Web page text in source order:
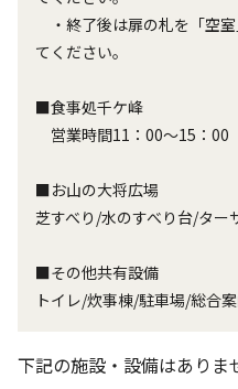
・終了後は扉の札を「空
てください。
■食事処千ケ峰
営業時間11：00～15：00
■お山の大将広場
芝すべり/水のすべり台/ター
■その他共有設備
トイレ/炊事棟/駐車場/総合
下記の施設・設備はありま